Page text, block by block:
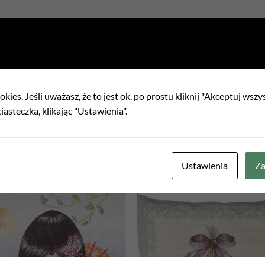
Add
Jeśli uważasz, że to jest ok, po prostu kliknij "Akceptuj
klikając "Ustawienia".
Ustawienia